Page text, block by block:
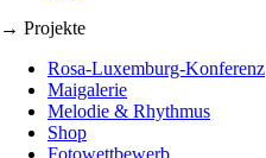
→ Projekte
Rosa-Luxemburg-Konferenz
Maigalerie
Melodie & Rhythmus
Shop